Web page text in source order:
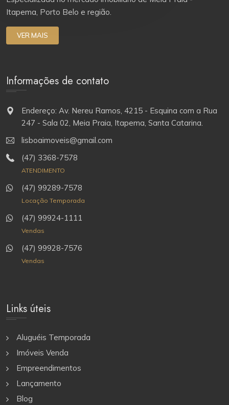
Itapema, Porto Belo e região.
VER MAIS
Informações de contato
Endereço: Av. Nereu Ramos, 4215 - Esquina com a Rua
247 - Sala 02, Meia Praia, Itapema, Santa Catarina.
lisboaimoveis@gmail.com
(47) 3368-7578
ATENDIMENTO
(47) 99289-7578
Locação Temporada
(47) 99924-1111
Vendas
(47) 99928-7576
Vendas
Links úteis
Aluguéis Temporada
Imóveis Venda
Empreendimentos
Lançamento
Blog